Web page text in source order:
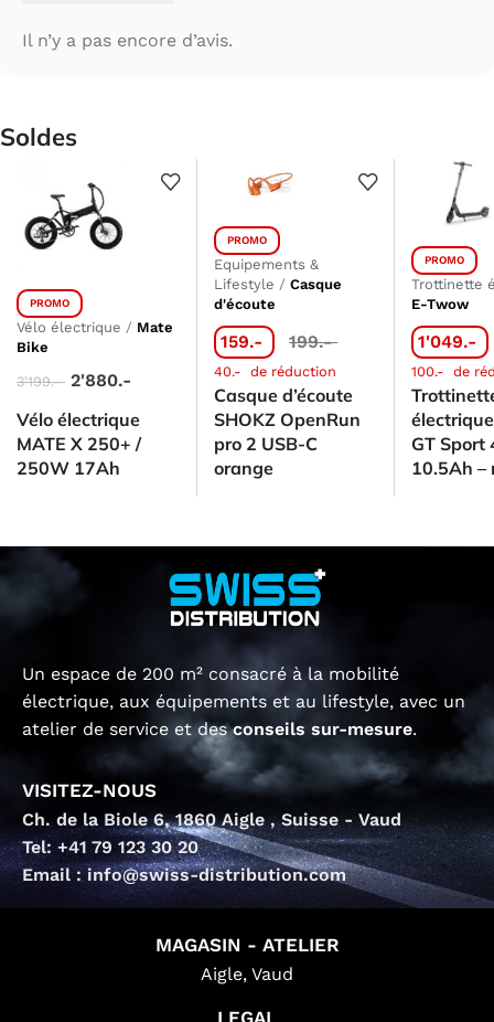
Il n’y a pas encore d’avis.
Soldes
PROMO
Vélo électrique / Mate
Bike
3'199.- 2'880.-
Vélo électrique
MATE X 250+ /
250W 17Ah
PROMO
Equipements &
Lifestyle /Casque
d'écoute
159.- 199.-
40.- de réduction
Casque d’écoute
SHOKZ OpenRun
pro 2 USB-C
orange
PROMO
Trottinette
E-Twow
1'049.-
100.- de
GT Sport
10.5Ah –
Un espace de 200 m² consacré à la mobilité
électrique, aux équipements et au lifestyle, avec un
atelier de service et desconseils sur-mesure.
VISITEZ-NOUS
Ch. de la Biole 6, 1860 Aigle , Suisse - Vaud
Tel: +41 79 123 30 20
Email : info@swiss-distribution.com
MAGASIN - ATELIER
Aigle, Vaud